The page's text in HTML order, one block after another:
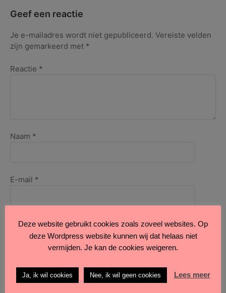
Geef een reactie
Je e-mailadres wordt niet gepubliceerd. Vereiste velden
zijn gemarkeerd met *
Reactie *
Naam *
E-mail *
Site
Stuur mij een e-
Deze website gebruikt cookies zoals zoveel websites. Op
deze Wordpress website kunnen wij dat helaas niet
vermijden. Je kan de cookies weigeren.
Ja, ik wil cookies Nee, ik wil geen cookies Lees meer